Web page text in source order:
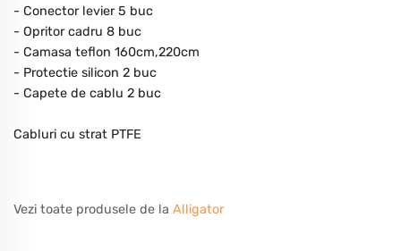
- Conector levier 5 buc
- Opritor cadru 8 buc
- Camasa teflon 160cm,220cm
- Protectie silicon 2 buc
- Capete de cablu 2 buc
Cabluri cu strat PTFE
Vezi toate produsele de la Alligator